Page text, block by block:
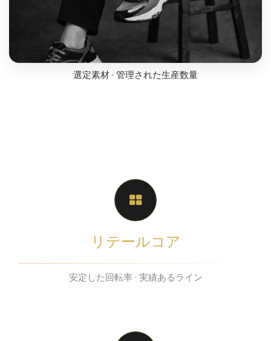
選定素材 · 管理された生産数量
リテールコア
安定した回転率 · 実績あるライン